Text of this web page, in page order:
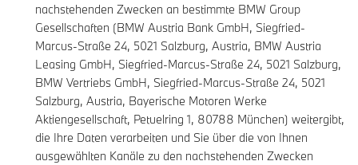
nachstehenden Zwecken an bestimmte BMW Group
Gesellschaften (BMW Austria Bank GmbH, Siegfried-
Marcus-Straße 24, 5021 Salzburg, Austria, BMW Austria
Leasing GmbH, Siegfried-Marcus-Straße 24, 5021 Salzburg,
BMW Vertriebs GmbH, Siegfried-Marcus-Straße 24, 5021
Salzburg, Austria, Bayerische Motoren Werke
Aktiengesellschaft, Petuelring 1, 80788 München) weitergibt,
die Ihre Daten verarbeiten und Sie über die von Ihnen
ausgewählten Kanäle zu den nachstehenden Zwecken